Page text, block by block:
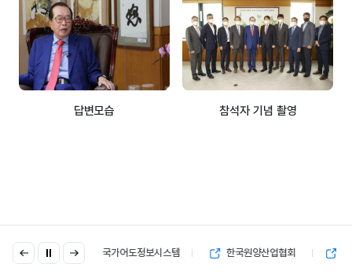
답변모습 참석자 기념 촬영
이
다
국가어도정보시스템 한국원양산업협회 독도종합정보시스템